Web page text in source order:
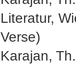
Literatur,
Verse)
Karajan,